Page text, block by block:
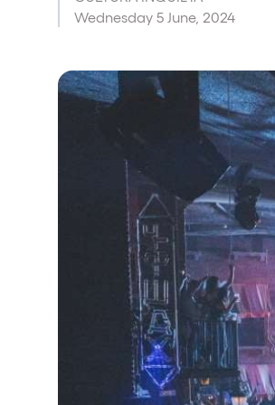
Our Creative
Sustainability
Who we are
Do you want
elrow News
Wednesday 5 June, 2024